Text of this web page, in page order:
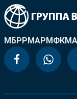
МБРРМАРМФК